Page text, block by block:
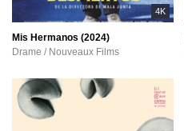
4K
Mis Hermanos (2024)
Drame / Nouveaux Films